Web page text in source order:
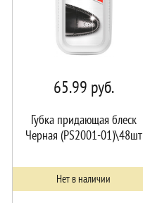
65.99 руб.
Губка придающая блеск
Черная (РS2001-01)\48шт
Нет в наличии